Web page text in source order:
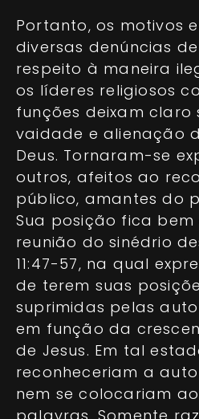
Portanto, os motivos
diversas denúncias
respeito à maneira
os líderes religiosos
funções deixam claro
vaidade e alienação
Deus. Tornaram-se
outros, afeitos ao
público, amantes do
Sua posição fica
reunião do sinédrio
11:47-57, na qual
de terem suas
suprimidas pelas
em função da
de Jesus. Em tal
reconheceriam a
nem se colocariam